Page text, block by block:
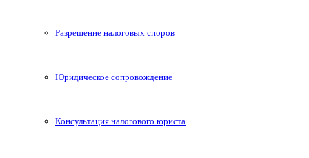
Разрешение налоговых споров
Юридическое сопровождение
Консультация налогового юриста